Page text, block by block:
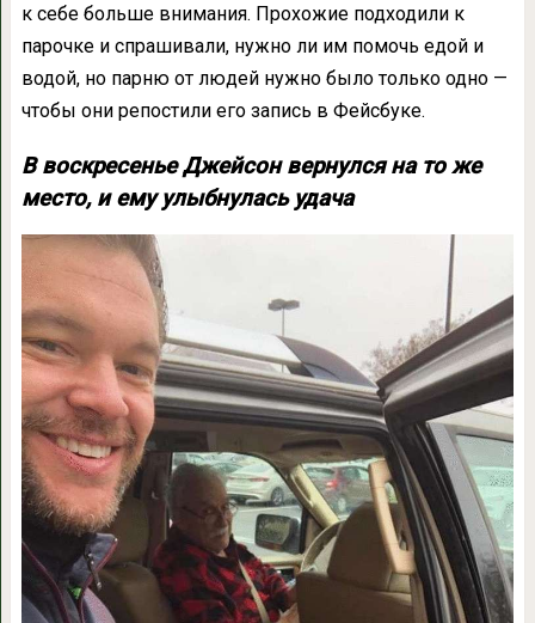
к себе больше внимания. Прохожие подходили к
парочке и спрашивали, нужно ли им помочь едой и
водой, но парню от людей нужно было только одно —
чтобы они репостили его запись в Фейсбуке.
В воскресенье Джейсон вернулся на то же
место, и ему улыбнулась удача